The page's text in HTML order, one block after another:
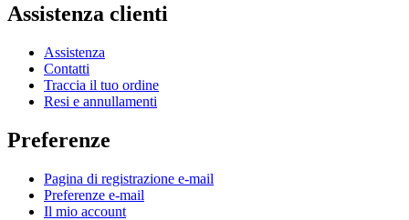
Assistenza clienti
Assistenza
Contatti
Traccia il tuo ordine
Resi e annullamenti
Preferenze
Pagina di registrazione e-mail
Preferenze e-mail
Il mio account